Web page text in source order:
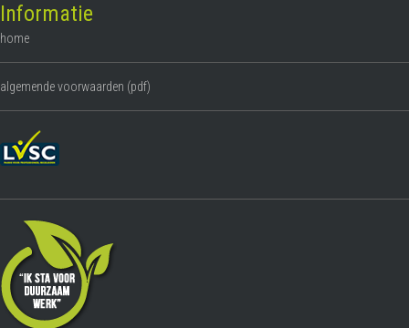
Informatie
home
algemende voorwaarden (pdf)